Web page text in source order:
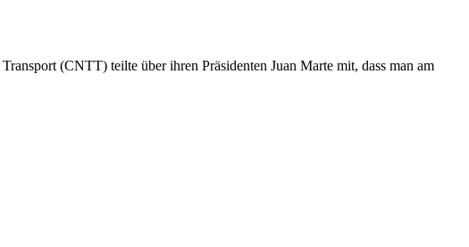
(CNTT) teilte über ihren Präsidenten Juan Marte mit, dass man am